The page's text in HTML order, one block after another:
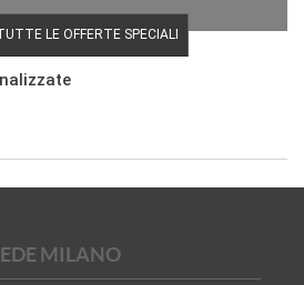
LE OFFERTE SPECIALI
MILANO